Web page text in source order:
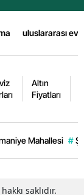
uluslararası
Altın
Fiyatları
Mahallesi #
saklıdır.